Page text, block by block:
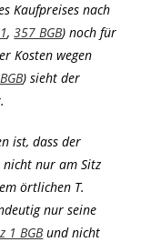
Kaufpreises nach
,357 BGB) noch für
Kosten wegen
) sieht der
ist, dass der
nicht nur am Sitz
örtlichen T.
nur seine
1 BGBund nicht